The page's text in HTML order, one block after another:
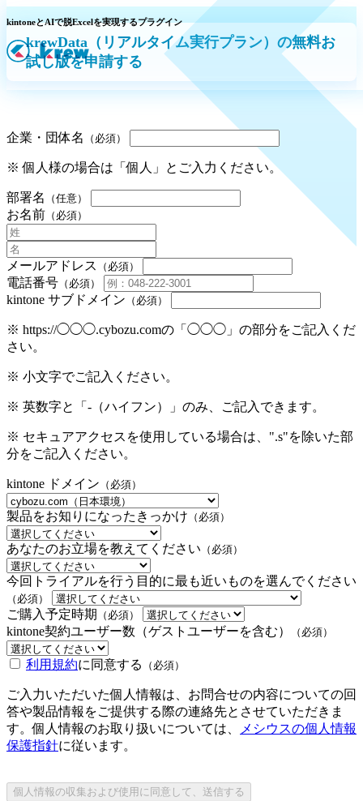
kintoneとAIで脱Excelを実現するプラグイン
krewData（リアルタイム実行プラン）の無料お
試し版を申請する
企業・団体名 （必須）
※ 個人様の場合は「個人」とご入力ください。
部署名 （任意）
お名前 （必須）
メールアドレス （必須）
電話番号 （必須）
kintone サブドメイン （必須）
※ https://◯◯◯.cybozu.comの「◯◯◯」の部分をご記入くだ
さい。
※ 小文字でご記入ください。
※ 英数字と「-（ハイフン）」のみ、ご記入できます。
※ セキュアアクセスを使用している場合は、".s"を除いた部
分をご記入ください。
kintone ドメイン （必須）
製品をお知りになったきっかけ （必須）
あなたのお立場を教えてください （必須）
今回トライアルを行う目的に最も近いものを選んでください
（必須）
ご購入予定時期 （必須）
kintone契約ユーザー数（ゲストユーザーを含む） （必須）
利用規約に同意する （必須）
ご入力いただいた個人情報は、お問合せの内容についての回
答や製品情報をご提供する際の連絡先とさせていただきま
す。個人情報のお取り扱いについては、
メシウスの個人情報
保護指針に従います。